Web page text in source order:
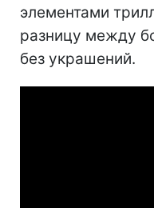
элементами
разницу между
без украшений.